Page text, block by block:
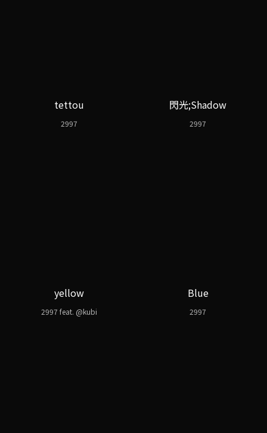
tettou
2997
閃光;Shadow
2997
yellow
2997 feat. @kubi
Blue
2997